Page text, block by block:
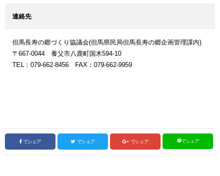
連絡先
但馬長寿の郷づくり協議会(但馬県民局但馬長寿の郷企画管理課内)
〒667-0044 養父市八鹿町国木594-10
TEL：079-662-8456 FAX：079-662-9959
でシェア でシェア でシェア でシェア